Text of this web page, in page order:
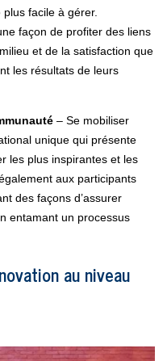
facile à gérer.
façon de profiter des liens
et de la satisfaction que
les résultats de leurs
– Se mobiliser
unique qui présente
les plus inspirantes et les
aux participants
des façons d’assurer
entamant un processus
au niveau